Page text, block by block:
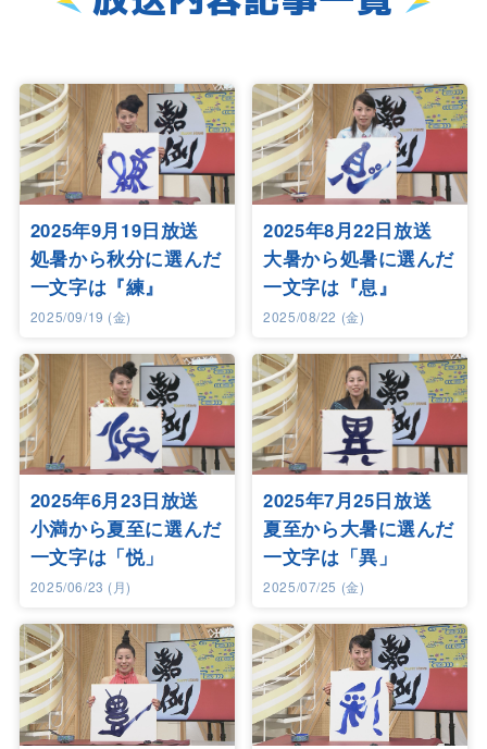
2025年9月19日放送
処暑から秋分に選んだ
一文字は『練』
2025/09/19 (金)
2025年8月22日放送
大暑から処暑に選んだ
一文字は『息』
2025/08/22 (金)
2025年6月23日放送
小満から夏至に選んだ
一文字は「悦」
2025/06/23 (月)
2025年7月25日放送
夏至から大暑に選んだ
一文字は「異」
2025/07/25 (金)